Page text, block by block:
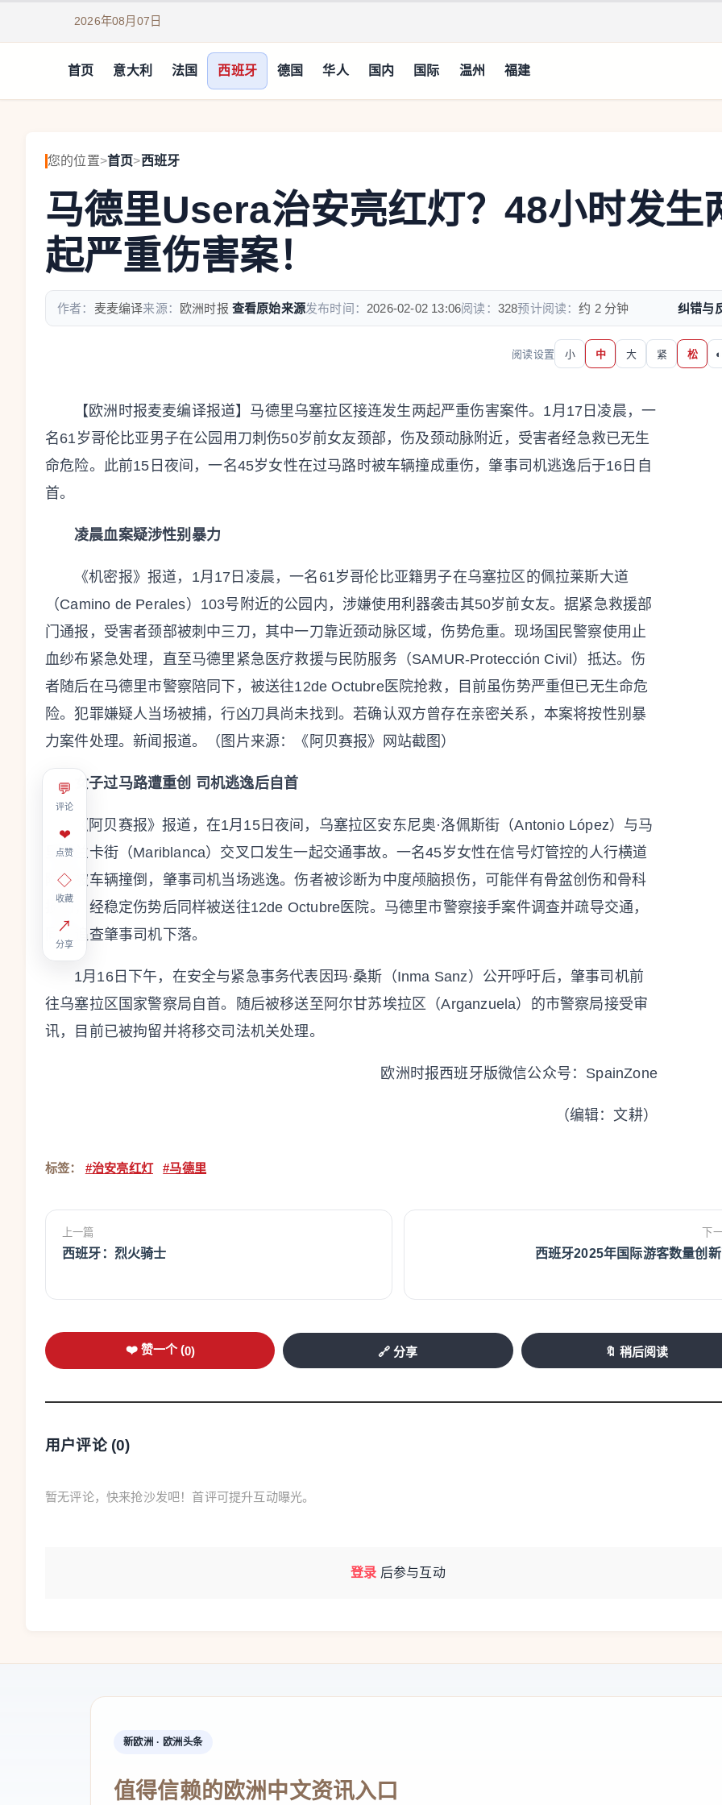
2026年08月07日
首页 意大利 法国 西班牙 德国 华人 国内 国际 温州 福建
您的位置>首页>西班牙
马德里Usera治安亮红灯？48小时发生
起严重伤害案！
作者： 麦麦编译来源： 欧洲时报 查看原始来源发布时间： 2026-02-02 13:06阅读： 328预计阅读：约 2 分钟 纠错与
阅读设置 小 中 大 紧 松 ◐
💬
评论
❤
点赞
◇
收藏
↗
分享
【欧洲时报麦麦编译报道】马德里乌塞拉区接连发生两起严重伤害案件。1月17日凌晨，一
名61岁哥伦比亚男子在公园用刀刺伤50岁前女友颈部，伤及颈动脉附近，受害者经急救已无生
命危险。此前15日夜间，一名45岁女性在过马路时被车辆撞成重伤，肇事司机逃逸后于16日自
首。
凌晨血案疑涉性别暴力
《机密报》报道，1月17日凌晨，一名61岁哥伦比亚籍男子在乌塞拉区的佩拉莱斯大道
（Camino de Perales）103号附近的公园内，涉嫌使用利器袭击其50岁前女友。据紧急救援部
门通报，受害者颈部被刺中三刀，其中一刀靠近颈动脉区域，伤势危重。现场国民警察使用止
血纱布紧急处理，直至马德里紧急医疗救援与民防服务（SAMUR-Protección Civil）抵达。伤
者随后在马德里市警察陪同下，被送往12de Octubre医院抢救，目前虽伤势严重但已无生命危
险。犯罪嫌疑人当场被捕，行凶刀具尚未找到。若确认双方曾存在亲密关系，本案将按性别暴
力案件处理。新闻报道。（图片来源：《阿贝赛报》网站截图）
女子过马路遭重创 司机逃逸后自首
《阿贝赛报》报道，在1月15日夜间，乌塞拉区安东尼奥·洛佩斯街（Antonio López）与马
里布兰卡街（Mariblanca）交叉口发生一起交通事故。一名45岁女性在信号灯管控的人行横道
附近被车辆撞倒，肇事司机当场逃逸。伤者被诊断为中度颅脑损伤，可能伴有骨盆创伤和骨科
损伤，经稳定伤势后同样被送往12de Octubre医院。马德里市警察接手案件调查并疏导交通，
同时追查肇事司机下落。
1月16日下午，在安全与紧急事务代表因玛·桑斯（Inma Sanz）公开呼吁后，肇事司机前
往乌塞拉区国家警察局自首。随后被移送至阿尔甘苏埃拉区（Arganzuela）的市警察局接受审
讯，目前已被拘留并将移交司法机关处理。
欧洲时报西班牙版微信公众号：SpainZone
（编辑：文耕）
标签： #治安亮红灯 #马德里
上一篇
西班牙：烈火骑士
下
西班牙2025年国际游客数量创
❤️ 赞一个 (0) 🔗 分享 🔖 稍后阅读
用户评论 (0)
暂无评论，快来抢沙发吧！首评可提升互动曝光。
登录 后参与互动
新欧洲 · 欧洲头条
值得信赖的欧洲中文资讯入口